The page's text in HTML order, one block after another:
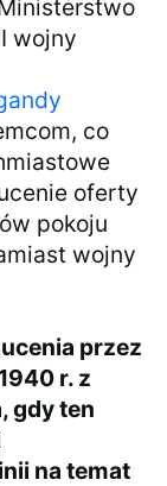
wojny
co
oferty
pokoju
wojny
przez
r. z
gdy ten
na temat